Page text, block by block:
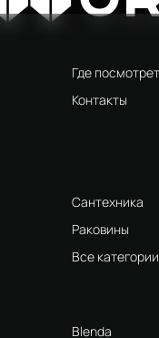
Где
Контакты
Сантехника
Раковины
Все категории
Blenda